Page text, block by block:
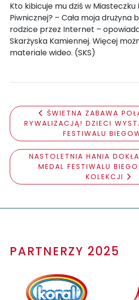
Kto kibicuje mu dziś w Miasteczku
Piwnicznej? – Cała moja drużyna
rodzice przez Internet –
Skarżyska Kamiennej. Więcej
materiale wideo. (SKS)
ŚWIETNA ZABAWA
RYWALIZACJĄ! DZIECI
FESTIWALU
NASTOLETNIA HANIA
MEDAL FESTIWALU
KOLEKCJI
PARTNERZY 2025